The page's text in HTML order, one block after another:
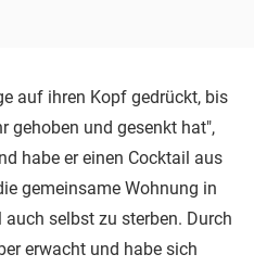
auf ihren Kopf gedrückt, bis
gehoben und gesenkt hat",
habe er einen Cocktail aus
gemeinsame Wohnung in
selbst zu sterben. Durch
erwacht und habe sich